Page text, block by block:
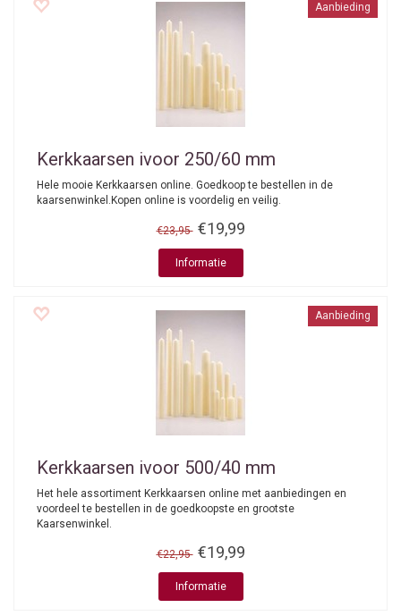
Aanbieding
Kerkkaarsen ivoor 250/60 mm
Hele mooie Kerkkaarsen online. Goedkoop te bestellen in de
kaarsenwinkel.Kopen online is voordelig en veilig.
€23,95 €19,99
Informatie
Aanbieding
Kerkkaarsen ivoor 500/40 mm
Het hele assortiment Kerkkaarsen online met aanbiedingen en
voordeel te bestellen in de goedkoopste en grootste
Kaarsenwinkel.
€22,95 €19,99
Informatie